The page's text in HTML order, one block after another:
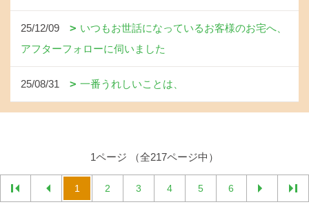
25/12/09
いつもお世話になっているお客様のお宅へ、
アフターフォローに伺いました
25/08/31 一番うれしいことは、
1ページ （全217ページ中）
1 2 3 4 5 6